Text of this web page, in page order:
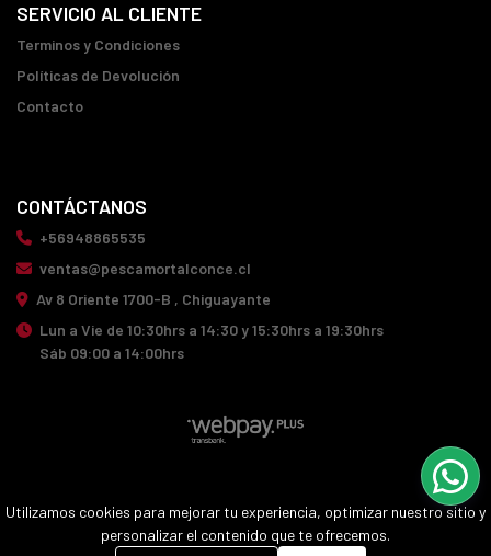
SERVICIO AL CLIENTE
Terminos y Condiciones
Políticas de Devolución
Contacto
CONTÁCTANOS
+56948865535
ventas@pescamortalconce.cl
Av 8 Oriente 1700-B , Chiguayante
Lun a Vie de 10:30hrs a 14:30 y 15:30hrs a 19:30hrs
Sáb 09:00 a 14:00hrs
¿Te gusta mi tienda? Yo vendo conBsale
Utilizamos cookies para mejorar tu experiencia, optimizar nuestro sitio y
personalizar el contenido que te ofrecemos.